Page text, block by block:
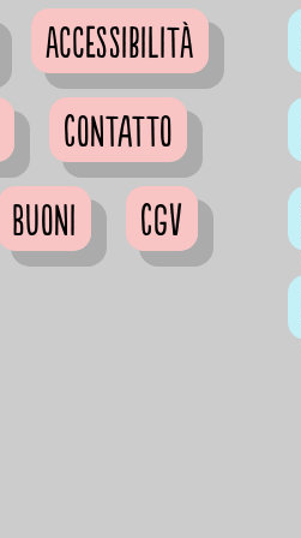
Accessibilità
Contatto
Buoni CGV